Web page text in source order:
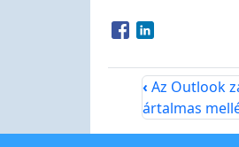
Opens in a new
Opens in a
‹ Az Outlook
ártalmas